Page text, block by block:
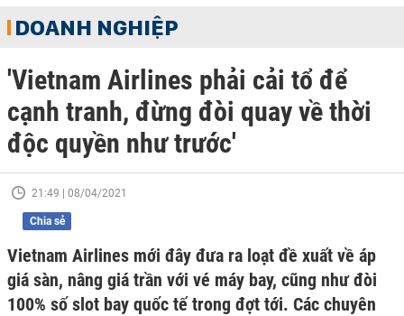
DOANH NGHIỆP
'Vietnam Airlines phải cải tổ để
cạnh tranh, đừng đòi quay về thời
độc quyền như trước'
21:49 | 08/04/2021
Chia sẻ
Vietnam Airlines mới đây đưa ra loạt đề xuất về áp
giá sàn, nâng giá trần với vé máy bay, cũng như đòi
100% số slot bay quốc tế trong đợt tới. Các chuyên